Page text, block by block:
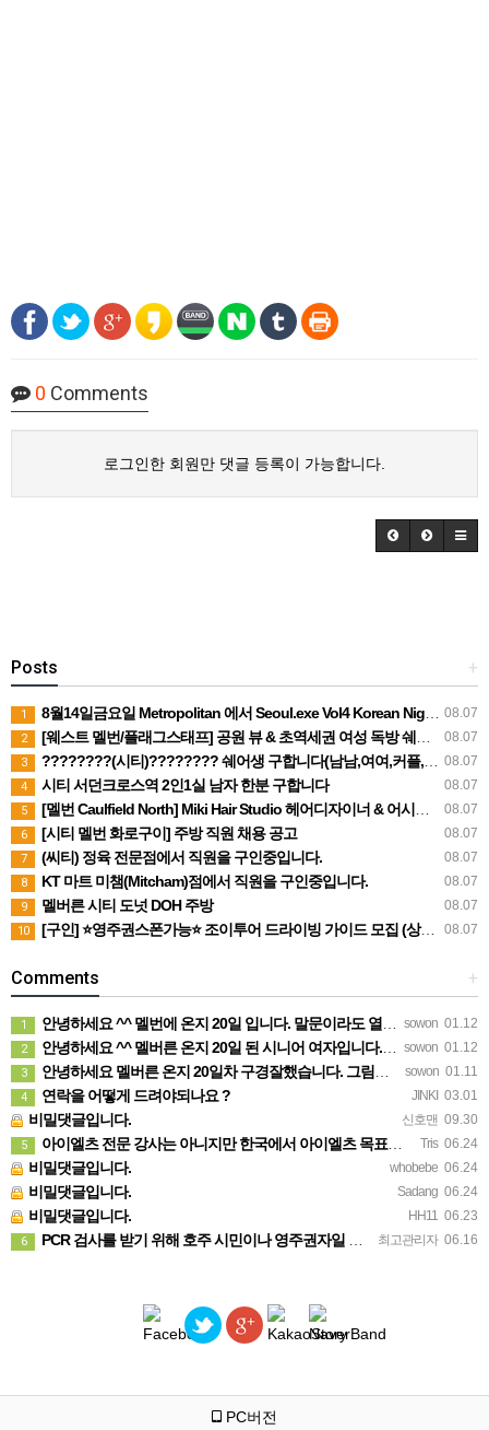
0 Comments
로그인한 회원만 댓글 등록이 가능합니다.
+
Posts
08.07
1 8월14일금요일 Metropolitan 에서 Seoul.exe Vol4 Korean Night 을 합니다.
08.07
2 [웨스트 멜번/플래그스태프] 공원 뷰 & 초역세권 여성 독방 쉐어생 구합니다
08.07
3 ????????(시티)???????? 쉐어생 구합니다(남남,여여,커플,독방)
08.07
4 시티 서던크로스역 2인1실 남자 한분 구합니다
08.07
5 [멜번 Caulfield North] Miki Hair Studio 헤어디자이너 & 어시스턴트 채용 (FT/PT)
08.07
6 [시티 멜번 화로구이] 주방 직원 채용 공고
08.07
7 (씨티) 정육 전문점에서 직원을 구인중입니다.
08.07
8 KT 마트 미챔(Mitcham)점에서 직원을 구인중입니다.
08.07
9 멜버른 시티 도넛 DOH 주방
08.07
10 [구인] ⭐영주권스폰가능⭐ 조이투어 드라이빙 가이드 모집 (상시채용)
+
Comments
sowon 01.12
1 안녕하세요 ^^ 멜번에 온지 20일 입니다. 말문이라도 열어보려고 글 보냅니다. 정말 반가운 소식인데 시간이…
sowon 01.12
2 안녕하세요 ^^ 멜버른 온지 20일 된 시니어 여자입니다. 생소한 곳이다보니 말문이라도 열어보려고 문자 드려…
sowon 01.11
3 안녕하세요 멜버른 온지 20일차 구경잘했습니다. 그림이 내마음입니다.
JINKI 03.01
4 연락을 어떻게 드려야되나요 ?
신호맨 09.30
비밀댓글입니다.
Tris 06.24
5 아이엘츠 전문 강사는 아니지만 한국에서 아이엘츠 목표점수(6.0)통과하고 호주대학 입학했어요 연락주시면 제가…
whobebe 06.24
비밀댓글입니다.
Sadang 06.24
비밀댓글입니다.
HH11 06.23
비밀댓글입니다.
최고관리자 06.16
6 PCR 검사를 받기 위해 호주 시민이나 영주권자일 필요는 없습니다. 가까운 무료 검사 클리닉에 방문 하시면 …
PC버전